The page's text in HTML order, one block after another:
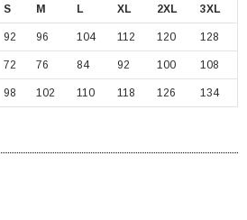
S M L XL 2XL 3XL
92 96 104 112 120 128
72 76 84 92 100 108
98 102 110 118 126 134